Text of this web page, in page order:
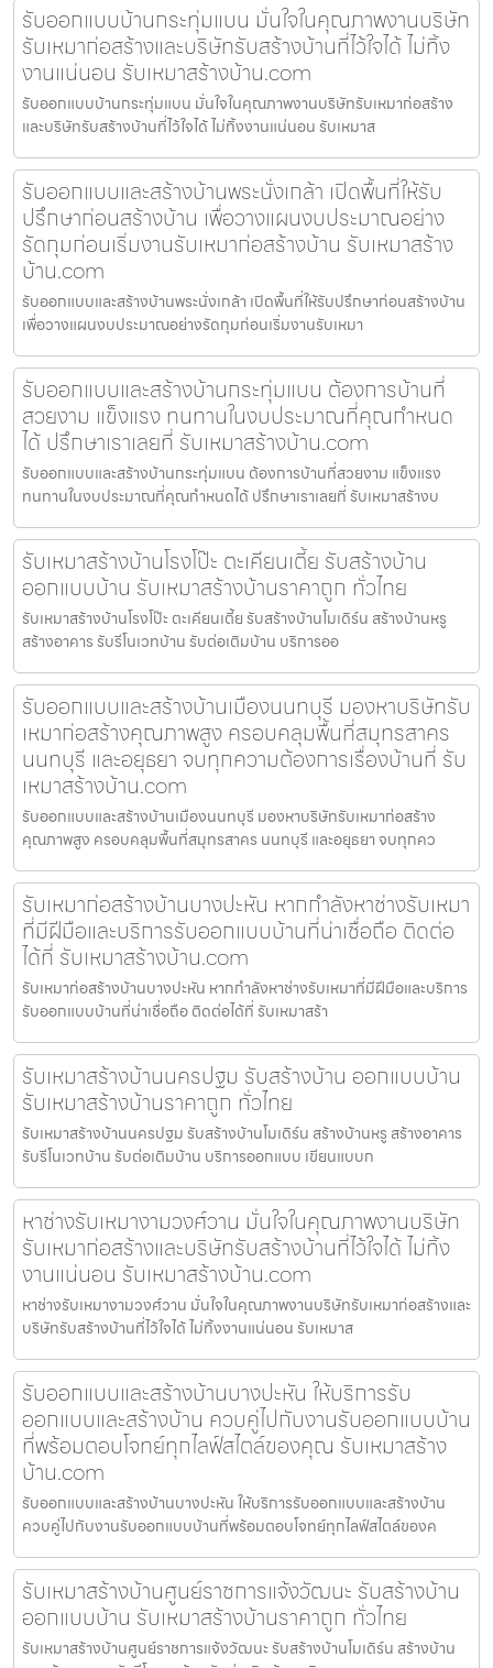
รับออกแบบบ้านกระทุ่มแบน มั่นใจในคุณภาพงานบริษัท
รับเหมาก่อสร้างและบริษัทรับสร้างบ้านที่ไว้ใจได้ ไม่ทิ้ง
งานแน่นอน รับเหมาสร้างบ้าน.com
รับออกแบบบ้านกระทุ่มแบน มั่นใจในคุณภาพงานบริษัทรับเหมาก่อสร้าง
และบริษัทรับสร้างบ้านที่ไว้ใจได้ ไม่ทิ้งงานแน่นอน รับเหมาส
รับออกแบบและสร้างบ้านพระนั่งเกล้า เปิดพื้นที่ให้รับ
ปรึกษาก่อนสร้างบ้าน เพื่อวางแผนงบประมาณอย่าง
รัดกุมก่อนเริ่มงานรับเหมาก่อสร้างบ้าน รับเหมาสร้าง
บ้าน.com
รับออกแบบและสร้างบ้านพระนั่งเกล้า เปิดพื้นที่ให้รับปรึกษาก่อนสร้างบ้าน
เพื่อวางแผนงบประมาณอย่างรัดกุมก่อนเริ่มงานรับเหมา
รับออกแบบและสร้างบ้านกระทุ่มแบน ต้องการบ้านที่
สวยงาม แข็งแรง ทนทานในงบประมาณที่คุณกำหนด
ได้ ปรึกษาเราเลยที่ รับเหมาสร้างบ้าน.com
รับออกแบบและสร้างบ้านกระทุ่มแบน ต้องการบ้านที่สวยงาม แข็งแรง
ทนทานในงบประมาณที่คุณกำหนดได้ ปรึกษาเราเลยที่ รับเหมาสร้างบ
รับเหมาสร้างบ้านโรงโป๊ะ ตะเคียนเตี้ย รับสร้างบ้าน
ออกแบบบ้าน รับเหมาสร้างบ้านราคาถูก ทั่วไทย
รับเหมาสร้างบ้านโรงโป๊ะ ตะเคียนเตี้ย รับสร้างบ้านโมเดิร์น สร้างบ้านหรู
สร้างอาคาร รับรีโนเวทบ้าน รับต่อเติมบ้าน บริการออ
รับออกแบบและสร้างบ้านเมืองนนทบุรี มองหาบริษัทรับ
เหมาก่อสร้างคุณภาพสูง ครอบคลุมพื้นที่สมุทรสาคร
นนทบุรี และอยุธยา จบทุกความต้องการเรื่องบ้านที่ รับ
เหมาสร้างบ้าน.com
รับออกแบบและสร้างบ้านเมืองนนทบุรี มองหาบริษัทรับเหมาก่อสร้าง
คุณภาพสูง ครอบคลุมพื้นที่สมุทรสาคร นนทบุรี และอยุธยา จบทุกคว
รับเหมาก่อสร้างบ้านบางปะหัน หากกำลังหาช่างรับเหมา
ที่มีฝีมือและบริการรับออกแบบบ้านที่น่าเชื่อถือ ติดต่อ
ได้ที่ รับเหมาสร้างบ้าน.com
รับเหมาก่อสร้างบ้านบางปะหัน หากกำลังหาช่างรับเหมาที่มีฝีมือและบริการ
รับออกแบบบ้านที่น่าเชื่อถือ ติดต่อได้ที่ รับเหมาสร้า
รับเหมาสร้างบ้านนครปฐม รับสร้างบ้าน ออกแบบบ้าน
รับเหมาสร้างบ้านราคาถูก ทั่วไทย
รับเหมาสร้างบ้านนครปฐม รับสร้างบ้านโมเดิร์น สร้างบ้านหรู สร้างอาคาร
รับรีโนเวทบ้าน รับต่อเติมบ้าน บริการออกแบบ เขียนแบบก
หาช่างรับเหมางามวงศ์วาน มั่นใจในคุณภาพงานบริษัท
รับเหมาก่อสร้างและบริษัทรับสร้างบ้านที่ไว้ใจได้ ไม่ทิ้ง
งานแน่นอน รับเหมาสร้างบ้าน.com
หาช่างรับเหมางามวงศ์วาน มั่นใจในคุณภาพงานบริษัทรับเหมาก่อสร้างและ
บริษัทรับสร้างบ้านที่ไว้ใจได้ ไม่ทิ้งงานแน่นอน รับเหมาส
รับออกแบบและสร้างบ้านบางปะหัน ให้บริการรับ
ออกแบบและสร้างบ้าน ควบคู่ไปกับงานรับออกแบบบ้าน
ที่พร้อมตอบโจทย์ทุกไลฟ์สไตล์ของคุณ รับเหมาสร้าง
บ้าน.com
รับออกแบบและสร้างบ้านบางปะหัน ให้บริการรับออกแบบและสร้างบ้าน
ควบคู่ไปกับงานรับออกแบบบ้านที่พร้อมตอบโจทย์ทุกไลฟ์สไตล์ของค
รับเหมาสร้างบ้านศูนย์ราชการแจ้งวัฒนะ รับสร้างบ้าน
ออกแบบบ้าน รับเหมาสร้างบ้านราคาถูก ทั่วไทย
รับเหมาสร้างบ้านศูนย์ราชการแจ้งวัฒนะ รับสร้างบ้านโมเดิร์น สร้างบ้าน